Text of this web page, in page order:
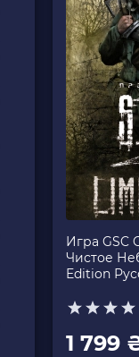
Игра GSC
Чистое
Edition
1 799